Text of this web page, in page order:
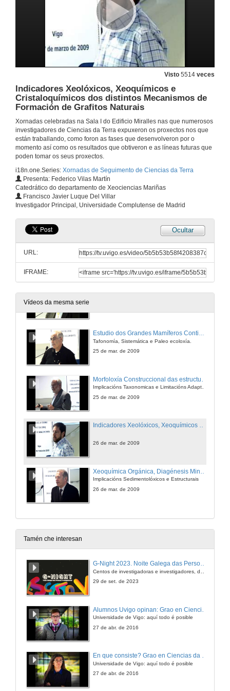
Visto 5514 veces
Indicadores Xeolóxicos, Xeoquímicos e
Cristaloquímicos dos distintos Mecanismos de
Formación de Grafitos Naturais
Xornadas celebradas na Sala I do Edificio Miralles nas que numerosos
investigadores de Ciencias da Terra expuxeron os proxectos nos que
están traballando, como foron as fases que desenvolveron por o
momento así como os resultados que obtiveron e as líneas futuras que
poden tomar os seus proxectos.
i18n.one.Series: Xornadas de Seguimento de Ciencias da Terra
Presenta: Federico Vilas Martín
Catedrático do departamento de Xeociencias Mariñas
Francisco Javier Luque Del Villar
Investigador Principal, Universidade Complutense de Madrid
Ocultar
URL:
IFRAME:
Vídeos da mesma serie
25 de mar. de 2009
Patrimonio Paleontolóxico do Ordovicico e Silurico do Macizo Hesperico
25 de mar. de 2009
Cambios Paleobiolóxicos no Cuaternario das Canarias Orientais, e a súa Relación coa Biodiversidade Actual
25 de mar. de 2009
Aplicación dun Modelo de Valoración e Xestión Integral ós xacementos de Dinosaurios de Teruel
25 de mar. de 2009
Estudio dos Grandes Mamíferos Continentales del Plio-Pleistoceno no entorno dos Homínidos
Tafonomía, Sistemática e Paleo ecoloxía.
25 de mar. de 2009
Implicacións Taxonomicas e Limitacións Adaptativas
25 de mar. de 2009
Indicadores Xeolóxicos, Xeoquímicos e Cristaloquímicos dos distintos Mecanismos de Formación de Grafitos Naturais
26 de mar. de 2009
Implicacións Sedimentolóxicos e Estructurais
26 de mar. de 2009
Tamén che interesan
G-Night 2023. Noite Galega das Persoas Investigadoras. Conciencias creativas
29 de set. de 2023
Universidade de Vigo: aquí todo é posible
27 de abr. de 2016
En que consiste? Grao en Ciencias da Linguaxe e Estudos Literarios
Universidade de Vigo: aquí todo é posible
27 de abr. de 2016